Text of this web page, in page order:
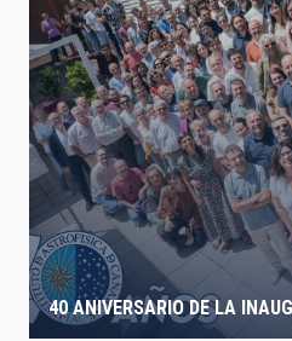
40 ANIVERSARIO DE LA